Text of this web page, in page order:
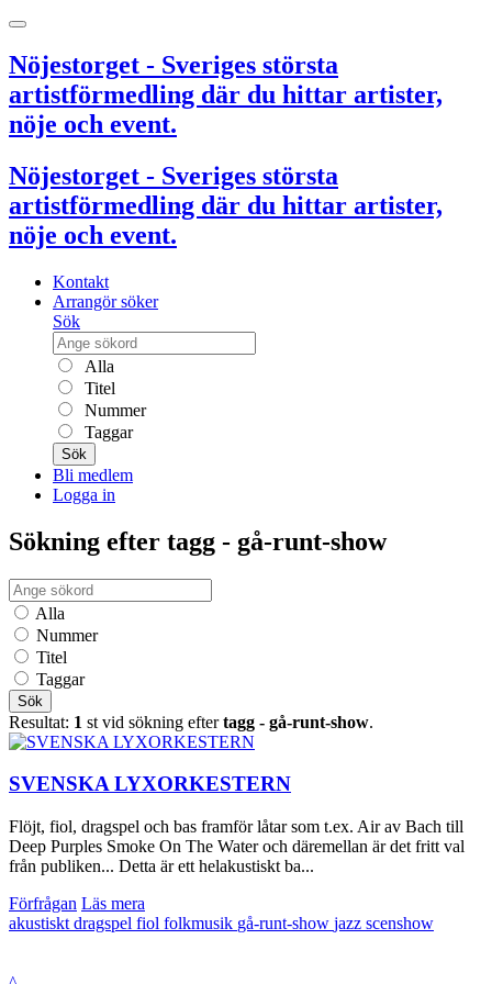
Nöjestorget - Sveriges största
artistförmedling där du hittar artister,
nöje och event.
Nöjestorget - Sveriges största
artistförmedling där du hittar artister,
nöje och event.
Kontakt
Arrangör söker
Sök
Alla
Titel
Nummer
Taggar
Sök
Bli medlem
Logga in
Sökning efter tagg - gå-runt-show
Alla
Nummer
Titel
Taggar
Sök
Resultat: 1 st vid sökning eftertagg - gå-runt-show.
SVENSKA LYXORKESTERN
Flöjt, fiol, dragspel och bas framför låtar som t.ex. Air av Bach till
Deep Purples Smoke On The Water och däremellan är det fritt val
från publiken... Detta är ett helakustiskt ba...
Förfrågan Läs mera
akustiskt dragspel fiol folkmusik gå-runt-show jazz scenshow